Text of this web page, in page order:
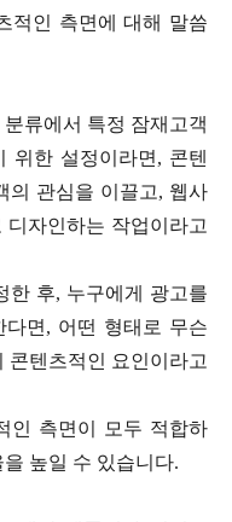
적인 측면에 대해 말씀
류에서 특정 잠재고객
위한 설정이라면, 콘텐
의 관심을 이끌고, 웹사
자인하는 작업이라고
한 후, 누구에게 광고를
다면, 어떤 형태로 무슨
콘텐츠적인 요인이라고
인 측면이 모두 적합하
높일 수 있습니다.